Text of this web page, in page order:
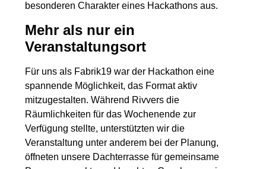
besonderen Charakter eines Hackathons aus.
Mehr als nur ein
Veranstaltungsort
Für uns als Fabrik19 war der Hackathon eine
spannende Möglichkeit, das Format aktiv
mitzugestalten. Während Rivvers die
Räumlichkeiten für das Wochenende zur
Verfügung stellte, unterstützten wir die
Veranstaltung unter anderem bei der Planung,
öffneten unsere Dachterrasse für gemeinsame